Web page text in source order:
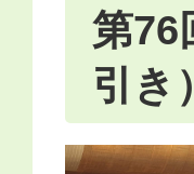
第76
引き）